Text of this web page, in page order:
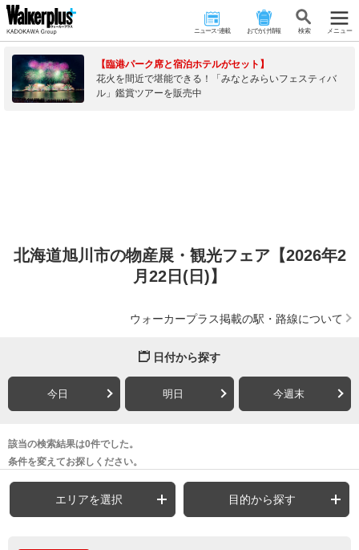
ニュース･連載 おでかけ情報 検 索 メニュー
【臨港パーク席と宿泊ホテルがセット】
花火を間近で堪能できる！「みなとみらいフェスティバ
ル」鑑賞ツアーを販売中
北海道旭川市の物産展・観光フェア【2026年2
月22日(日)】
ウォーカープラス掲載の駅・路線について
日付から探す
今日 明日 今週末
該当の検索結果は0件でした。
条件を変えてお探しください。
エリアを選択 目的から探す